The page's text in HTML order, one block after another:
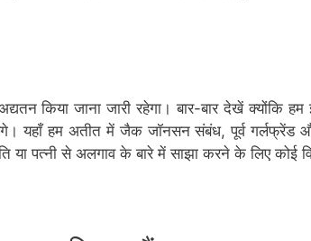
किया जाना जारी रहेगा। बार-बार देखें क्योंकि हम
यहाँ हम अतीत में जैक जॉनसन संबंध, पूर्व गर्लफ्रेंड
पत्नी से अलगाव के बारे में साझा करने के लिए कोई